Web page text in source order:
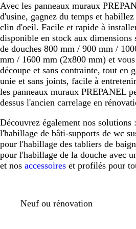
Avec les panneaux muraux
d'usine, gagnez du temps et
clin d'oeil. Facile et rapide à
disponible en stock aux dimensions
de douches 800 mm / 900 mm /
mm / 1600 mm (2x800 mm) et vous
découpe et sans contrainte, tout en
unie et sans joints, facile à
les panneaux muraux PREPANEL
dessus l'ancien carrelage en
Découvrez également nos solutions :
l'habillage de bâti-supports de wc
pour l'habillage des tabliers de
pour l'habillage de la douche avec
et nos accessoires et profilés pour
Neuf ou rénovation